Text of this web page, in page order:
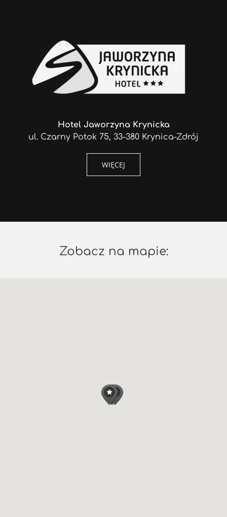
Hotel Jaworzyna Krynicka
ul. Czarny Potok 75, 33-380 Krynica-Zdrój
WIĘCEJ
Zobacz na mapie: